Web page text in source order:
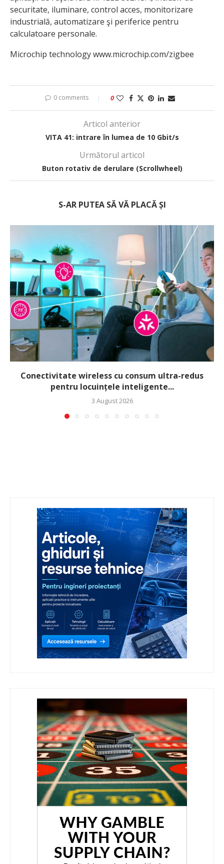
securitate, iluminare, control acces, monitorizare
industrială, automatizare şi periferice pentru
calculatoare personale.
Microchip technology www.microchip.com/zigbee
0 comments 0
Articol anterior
VITA 41: intrare în lumea de 10 Gbit/s
Următorul articol
Buton rotativ de derulare (Scrollwheel)
S-AR PUTEA SĂ VĂ PLACĂ ȘI
Conectivitate wireless cu consum ultra-redus
pentru locuințele inteligente...
3 August 2026